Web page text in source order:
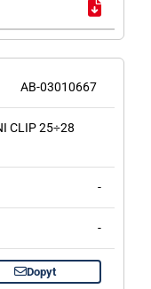
AB-03010667
CLIP 25÷28
-
-
Dopyt